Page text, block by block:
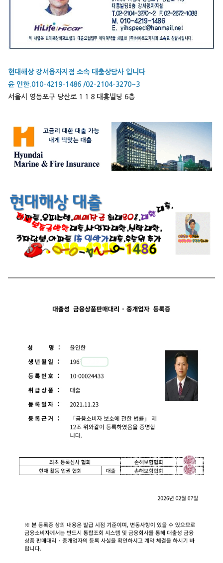
현대해상 강서융자지점 소속 대출상담사 입니다
윤 인한.010-4219-1486 /02-2104-3270~3
서울시 영등포구 당산로 1 1 8 대흥빌딩 6층